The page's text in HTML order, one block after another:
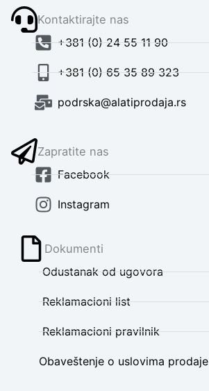
Kontaktirajte nas
+381 (0) 24 55 11 90
+381 (0) 65 35 89 323
podrska@alatiprodaja.rs
Zapratite nas
Facebook
Instagram
Dokumenti
Odustanak od ugovora
Reklamacioni list
Reklamacioni pravilnik
Obaveštenje o uslovima prodaje